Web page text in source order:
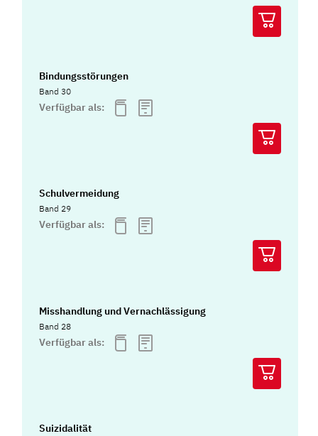
Bindungsstörungen
Band 30
Verfügbar als:
Schulvermeidung
Band 29
Verfügbar als:
Misshandlung und Vernachlässigung
Band 28
Verfügbar als:
Suizidalität